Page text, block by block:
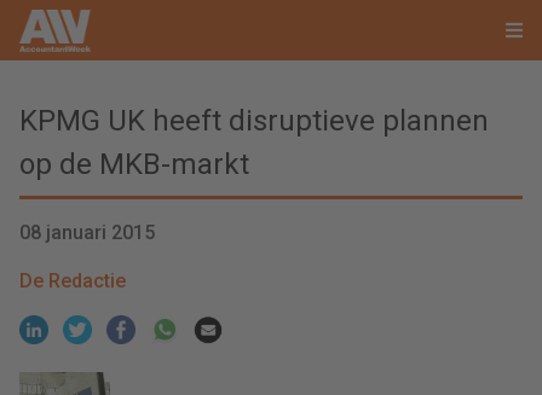
KPMG UK heeft disruptieve plannen
op de MKB-markt
08 januari 2015
De Redactie